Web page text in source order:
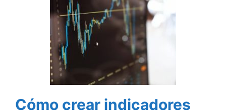
Cómo crear indicadores